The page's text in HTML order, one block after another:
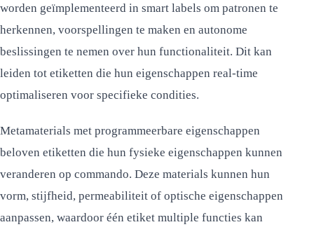
worden geïmplementeerd in smart labels om patronen te
herkennen, voorspellingen te maken en autonome
beslissingen te nemen over hun functionaliteit. Dit kan
leiden tot etiketten die hun eigenschappen real-time
optimaliseren voor specifieke condities.
Metamaterials met programmeerbare eigenschappen
beloven etiketten die hun fysieke eigenschappen kunnen
veranderen op commando. Deze materials kunnen hun
vorm, stijfheid, permeabiliteit of optische eigenschappen
aanpassen, waardoor één etiket multiple functies kan